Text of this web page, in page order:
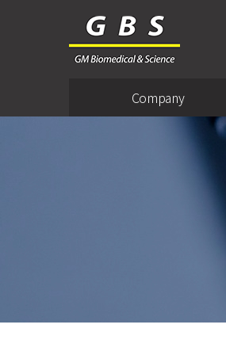
Company